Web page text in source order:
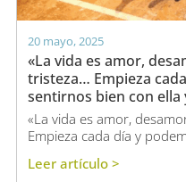
20 mayo, 2025
«La vida es amor,
tristeza… Empieza
sentirnos bien con ella
«La vida es amor,
Empieza cada día y
Leer artículo >